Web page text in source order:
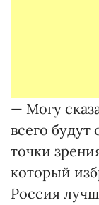
— Могу
всего
точки
который
Россия